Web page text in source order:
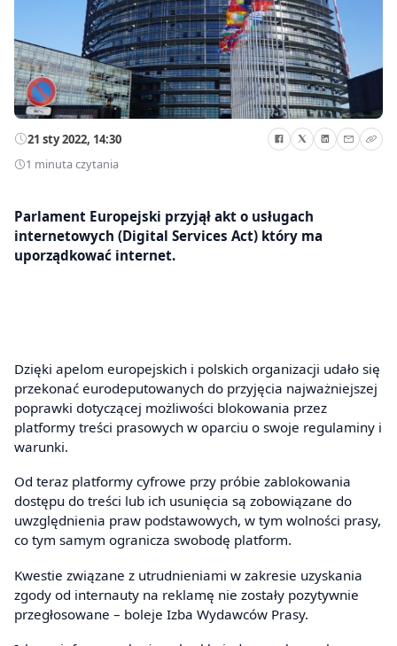
21 sty 2022, 14:30
1 minuta czytania
Parlament Europejski przyjął akt o usługach
internetowych (Digital Services Act) który ma
uporządkować internet.
Dzięki apelom europejskich i polskich organizacji udało się
przekonać eurodeputowanych do przyjęcia najważniejszej
poprawki dotyczącej możliwości blokowania przez
platformy treści prasowych w oparciu o swoje regulaminy i
warunki.
Od teraz platformy cyfrowe przy próbie zablokowania
dostępu do treści lub ich usunięcia są zobowiązane do
uwzględnienia praw podstawowych, w tym wolności prasy,
co tym samym ogranicza swobodę platform.
Kwestie związane z utrudnieniami w zakresie uzyskania
zgody od internauty na reklamę nie zostały pozytywnie
przegłosowane – boleje Izba Wydawców Prasy.